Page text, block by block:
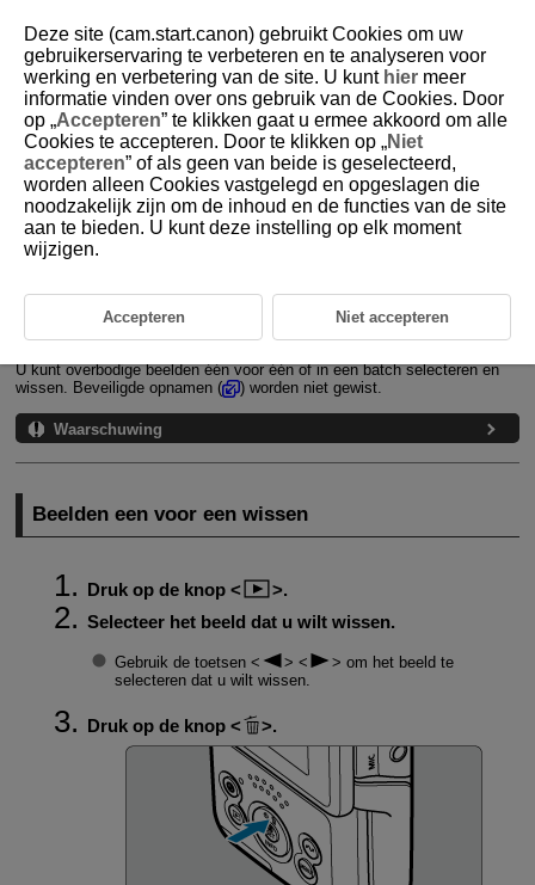
D250-051
Beelden wissen
Beelden een voor een wissen
Selectie ([
Het bereik opgeven van de te wissen beelden
U kunt overbodige beelden één voor één of in een batch selecteren en
wissen. Beveiligde opnamen (
) worden niet gewist.
Waarschuwing
Beelden een voor een wissen
Druk op de knop
.
Selecteer het beeld dat u wilt wissen.
Gebruik de toetsen
om het beeld te
selecteren dat u wilt wissen.
Druk op de knop .
Deze site (cam.start.canon) gebruikt Cookies om uw
gebruikerservaring te verbeteren en te analyseren voor
werking en verbetering van de site. U kunt hier meer
informatie vinden over ons gebruik van de Cookies. Door
op „Accepteren” te klikken gaat u ermee akkoord om alle
Cookies te accepteren. Door te klikken op „Niet
accepteren” of als geen van beide is geselecteerd,
worden alleen Cookies vastgelegd en opgeslagen die
noodzakelijk zijn om de inhoud en de functies van de site
aan te bieden. U kunt deze instelling op elk moment
wijzigen.
Accepteren Niet accepteren